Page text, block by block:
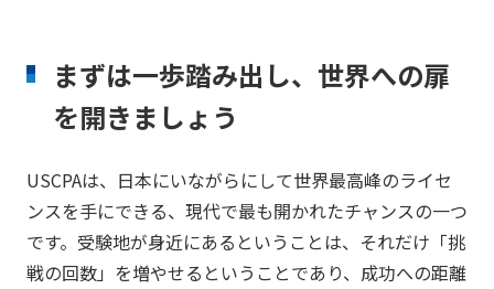
まずは一歩踏み出し、世界への扉
を開きましょう
USCPAは、日本にいながらにして世界最高峰のライセ
ンスを手にできる、現代で最も開かれたチャンスの一つ
です。受験地が身近にあるということは、それだけ「挑
戦の回数」を増やせるということであり、成功への距離